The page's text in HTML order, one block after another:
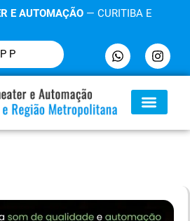
E AUTOMAÇÃO— CURITIBA E